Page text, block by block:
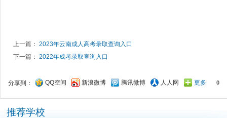
上一篇： 2023年云南成人高考录取查询入口
下一篇： 2022年成考录取查询入口
分享到： QQ空间 新浪微博 腾讯微博 人人网 更多 0
推荐学校